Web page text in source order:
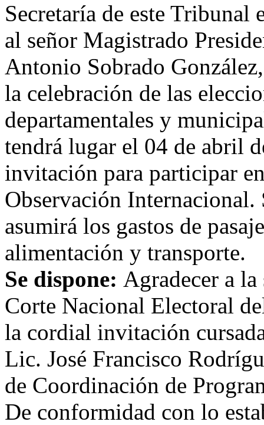
Secretaría de este
al señor Magistrado
Antonio Sobrado
la celebración de las
departamentales y
tendrá lugar el 04 de abril
invitación para participar
Observación Internacional.
asumirá los gastos de
alimentación y transporte.
Se dispone: Agradecer a
Corte Nacional Electoral
la cordial invitación
Lic. José Francisco
de Coordinación de
De conformidad con lo